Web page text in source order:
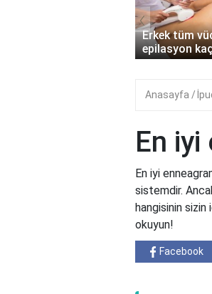
Erkek tüm
epilasyon
‹
Anasayfa
En
En iyi
sistemdir.
hangisinin
okuyun!
Facebook